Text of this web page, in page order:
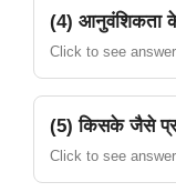
(4) आनुवंशिकता
Click to see answer
(5) किसके जैसे
Click to see answer